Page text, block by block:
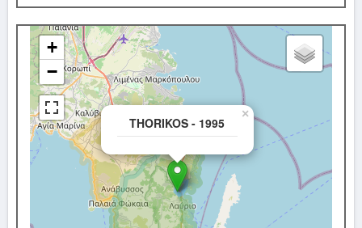
THORIKOS - 1995
×
+
−